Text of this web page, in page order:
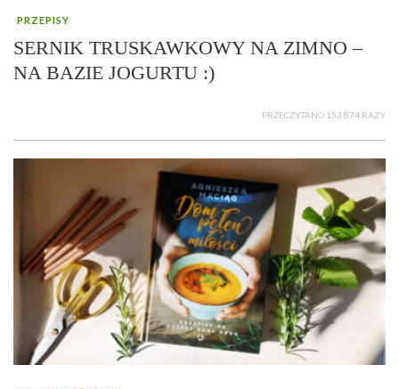
PRZEPISY
SERNIK TRUSKAWKOWY NA ZIMNO –
NA BAZIE JOGURTU :)
PRZECZYTANO 153 874 RAZY